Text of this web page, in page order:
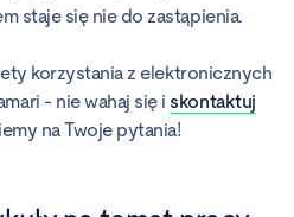
staje się nie do zastąpienia.
korzystania z elektronicznych
- nie wahaj się i skontaktuj
na Twoje pytania!